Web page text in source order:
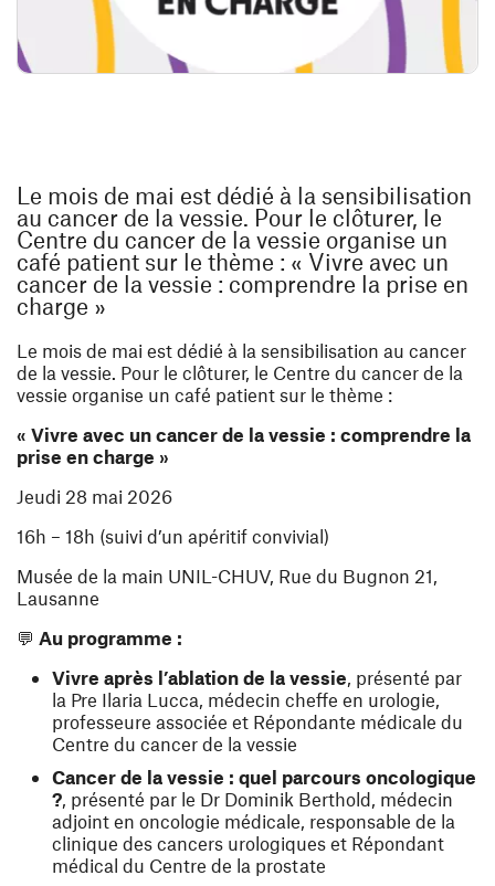
Le mois de mai est dédié à la sensibilisation
au cancer de la vessie. Pour le clôturer, le
Centre du cancer de la vessie organise un
café patient sur le thème : « Vivre avec un
cancer de la vessie : comprendre la prise en
charge »
Le mois de mai est dédié à la sensibilisation au cancer
de la vessie. Pour le clôturer, le Centre du cancer de la
vessie organise un café patient sur le thème :
« Vivre avec un cancer de la vessie : comprendre la
prise en charge »
Jeudi 28 mai 2026
16h – 18h (suivi d’un apéritif convivial)
Musée de la main UNIL-CHUV, Rue du Bugnon 21,
Lausanne
💬 Au programme :
Vivre après l’ablation de la vessie, présenté par
la Pre Ilaria Lucca, médecin cheffe en urologie,
professeure associée et Répondante médicale du
Centre du cancer de la vessie
Cancer de la vessie : quel parcours oncologique
?, présenté par le Dr Dominik Berthold, médecin
adjoint en oncologie médicale, responsable de la
clinique des cancers urologiques et Répondant
médical du Centre de la prostate